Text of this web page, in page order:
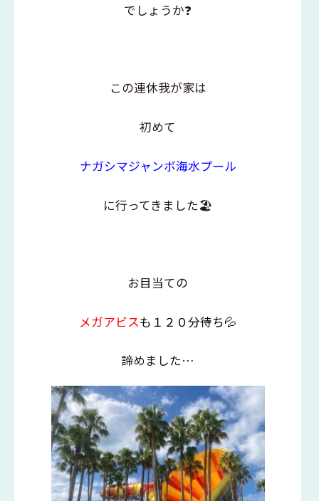
でしょうか❓
この連休我が家は
初めて
ナガシマジャンボ海水プール
に行ってきました🏖️
お目当ての
メガアビスも１２０分待ち💦
諦めました…